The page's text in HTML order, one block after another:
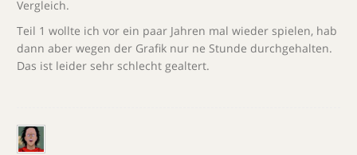
Vergleich.
Teil 1 wollte ich vor ein paar Jahren mal wieder spielen, hab
dann aber wegen der Grafik nur ne Stunde durchgehalten.
Das ist leider sehr schlecht gealtert.